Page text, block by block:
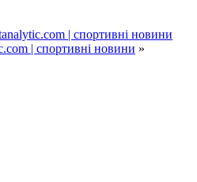
| спортивні новини
| спортивні новини »